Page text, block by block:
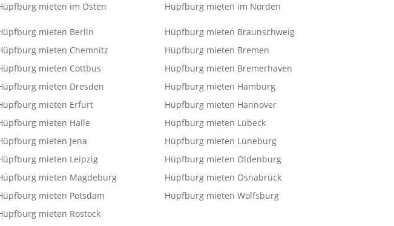
mieten im Osten
mieten Berlin
mieten Chemnitz
mieten Cottbus
mieten Dresden
mieten Erfurt
mieten Halle
mieten Jena
mieten Leipzig
mieten Magdeburg
mieten Potsdam
mieten Rostock
Hüpfburg mieten im Norden
Hüpfburg mieten Braunschweig
Hüpfburg mieten Bremen
Hüpfburg mieten Bremerhaven
Hüpfburg mieten Hamburg
Hüpfburg mieten Hannover
Hüpfburg mieten Lübeck
Hüpfburg mieten Lüneburg
Hüpfburg mieten Oldenburg
Hüpfburg mieten Osnabrück
Hüpfburg mieten Wolfsburg